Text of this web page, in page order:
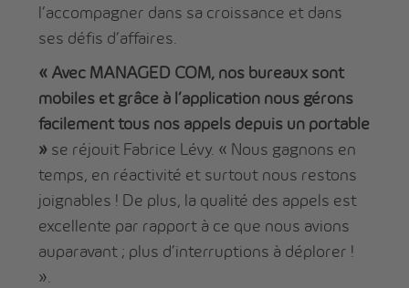
l’accompagner dans sa croissance et dans
ses défis d’affaires.
« Avec MANAGED COM, nos bureaux sont
mobiles et grâce à l’application nous gérons
facilement tous nos appels depuis un portable
» se réjouit Fabrice Lévy. « Nous gagnons en
temps, en réactivité et surtout nous restons
joignables ! De plus, la qualité des appels est
excellente par rapport à ce que nous avions
auparavant ; plus d’interruptions à déplorer !
».